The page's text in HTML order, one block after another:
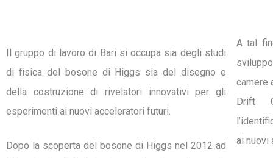
Il gruppo di lavoro di Bari si occupa sia degli studi
di fisica del bosone di Higgs sia del disegno e
della costruzione di rivelatori innovativi per gli
esperimenti ai nuovi acceleratori futuri.
Dopo la scoperta del bosone di Higgs nel 2012 ad
A tal
camere
Drift
ai nuovi